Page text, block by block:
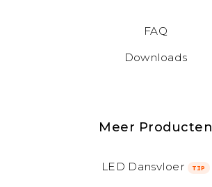
FAQ
Downloads
Meer Producten
LED Dansvloer TIP